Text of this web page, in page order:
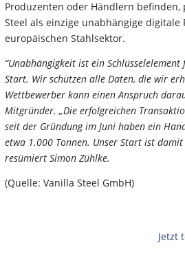
Produzenten oder Händlern
Steel als einzige unabhängige
europäischen Stahlsektor.
“Unabhängigkeit ist ein
Start. Wir schützen alle Daten, die wir
Wettbewerber kann einen Anspruch
Mitgründer. „Die erfolgreichen
seit der Gründung im Juni haben ein
etwa 1.000 Tonnen. Unser Start ist damit
resümiert Simon Zühlke.
(Quelle: Vanilla Steel GmbH)
Jetzt